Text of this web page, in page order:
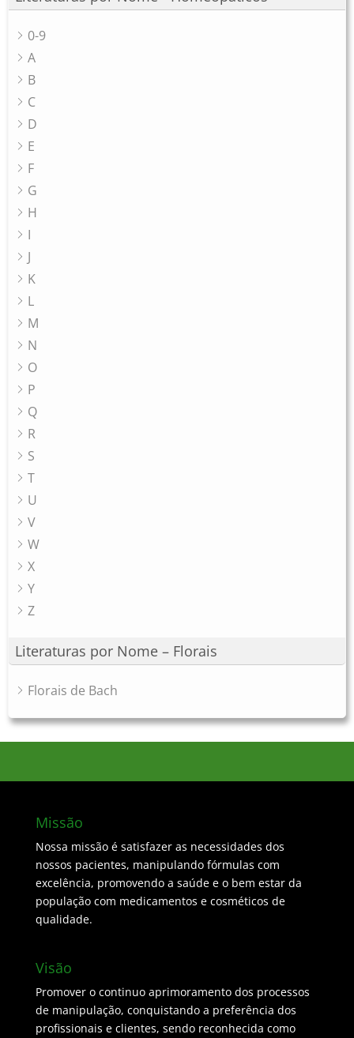
0-9
A
B
C
D
E
F
G
H
I
J
K
L
M
N
O
P
Q
R
S
T
U
V
W
X
Y
Z
Literaturas por Nome – Florais
Florais de Bach
Missão
Nossa missão é satisfazer as necessidades dos
nossos pacientes, manipulando fórmulas com
excelência, promovendo a saúde e o bem estar da
população com medicamentos e cosméticos de
qualidade.
Visão
Promover o continuo aprimoramento dos processos
de manipulação, conquistando a preferência dos
profissionais e clientes, sendo reconhecida como